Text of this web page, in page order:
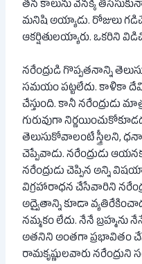
తన కాలును వెనక్కి
మనిషి అయ్యాడు. రోజులు
ఆకర్షితులయ్యారు. ఒకరిని
నరేంద్రుడి గొప్పతనాన్ని
సమయం పట్టలేదు. కాళికా
చేస్తుంది. కానీ నరేంద్రుడు
గురువుగా
తెలుసుకోవాలంటే స్త్రీలని,
చెప్పేవాడు. నరేంద్రుడు
నరేంద్రుడు చెప్పిన అన్ని
విగ్రహారాధన చేసేవారిని
అద్వైతాన్ని కూడా
నమ్మకం లేదు. నేనే బ్రహ్మను
అతనిని అంతగా ప్రభావితం
రామకృష్ణులవారు